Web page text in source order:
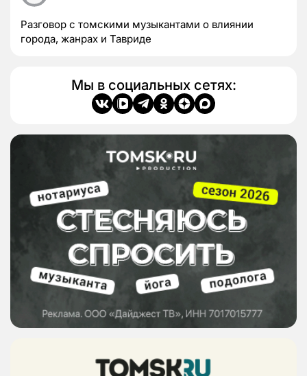
Разговор с томскими музыкантами о влиянии
города, жанрах и Тавриде
Мы в социальных сетях: